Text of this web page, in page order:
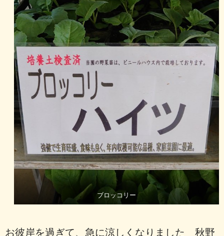
ブロッコリー
お彼岸を過ぎて、急に涼しくなりました 秋野